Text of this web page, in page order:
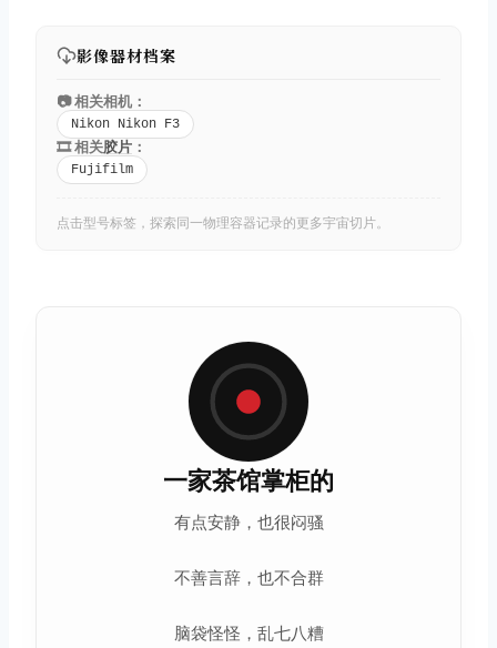
影像器材档案
📷 相关相机：
Nikon Nikon F3
🎞️ 相关胶片 ：
Fujifilm
点击型号标签，探索同一物理容器记录的更多宇宙切片。
一家茶馆掌柜的
有点安静，也很闷骚
不善言辞，也不合群
脑袋怪怪，乱七八糟